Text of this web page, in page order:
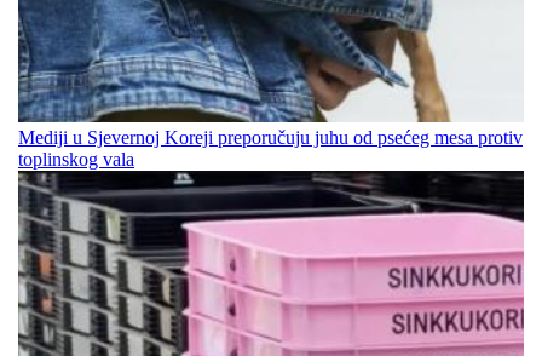
Mediji u Sjevernoj Koreji preporučuju juhu od psećeg mesa protiv
toplinskog vala